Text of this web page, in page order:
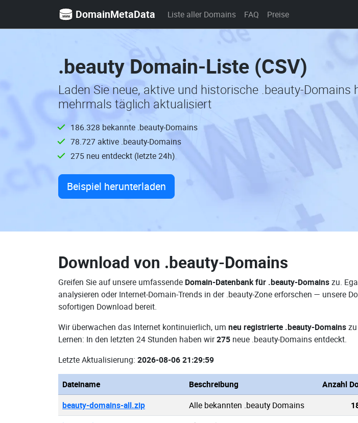
DomainMetaData Liste aller Domains FAQ Preise
.beauty Domain-Liste (CSV)
Laden Sie neue, aktive und historische .beauty-Domains
mehrmals täglich aktualisiert
186.328 bekannte .beauty-Domains
78.727 aktive .beauty-Domains
275 neu entdeckt (letzte 24h)
Beispiel herunterladen
Download von .beauty-Domains
Greifen Sie auf unsere umfassende Domain-Datenbank für .beauty-Domainszu.
analysieren oder Internet-Domain-Trends in der .beauty-Zone erforschen — unsere
sofortigen Download bereit.
Wir überwachen das Internet kontinuierlich, um neu registrierte .beauty-Domains
Lernen: In den letzten 24 Stunden haben wir275 neue .beauty-Domains entdeckt.
Letzte Aktualisierung: 2026-08-06 21:29:59
Dateiname Beschreibung Anzahl
beauty-domains-all.zip Alle bekannten .beauty Domains